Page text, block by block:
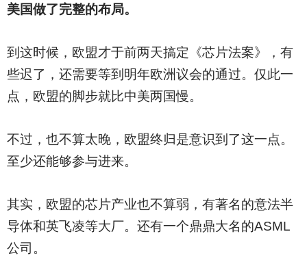
美国做了完整的布局。
到这时候，欧盟才于前两天搞定《芯片法案》，有
些迟了，还需要等到明年欧洲议会的通过。仅此一
点，欧盟的脚步就比中美两国慢。
不过，也不算太晚，欧盟终归是意识到了这一点。
至少还能够参与进来。
其实，欧盟的芯片产业也不算弱，有著名的意法半
导体和英飞凌等大厂。还有一个鼎鼎大名的ASML
公司。